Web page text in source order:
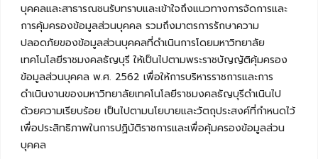
บุคคลและสาธารณชนรับทราบและเข้าใจถึงแนวทางการจัดการและ
การคุ้มครองข้อมูลส่วนบุคคล รวมถึงมาตรการรักษาความ
ปลอดภัยของข้อมูลส่วนบุคคลที่ดำเนินการโดยมหาวิทยาลัย
เทคโนโลยีราชมงคลธัญบุรี ให้เป็นไปตามพระราชบัญญัติคุ้มครอง
ข้อมูลส่วนบุคคล พ.ศ. 2562 เพื่อให้การบริหารราชการและการ
ดำเนินงานของมหาวิทยาลัยเทคโนโลยีราชมงคลธัญบุรีดำเนินไป
ด้วยความเรียบร้อย เป็นไปตามนโยบายและวัตถุประสงค์ที่กำหนดไว้
เพื่อประสิทธิภาพในการปฏิบัติราชการและเพื่อคุ้มครองข้อมูลส่วน
บุคคล